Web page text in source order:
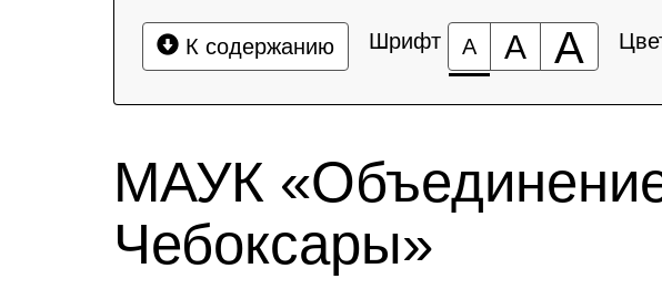
К содержанию Шрифт А А А
МАУК
Чебоксары»